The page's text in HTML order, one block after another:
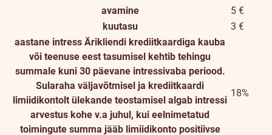
avamine
5 €
kuutasu
3 €
aastane intress Ärikliendi krediitkaardiga kauba
või teenuse eest tasumisel kehtib tehingu
summale kuni 30 päevane intressivaba periood.
Sularaha väljavõtmisel ja krediitkaardi
limiidikontolt ülekande teostamisel algab intressi
arvestus kohe v.a juhul, kui eelnimetatud
toimingute summa jääb limiidikonto positiivse
18%